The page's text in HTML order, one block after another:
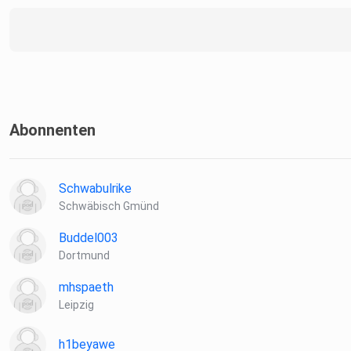
Abonnenten
Schwabulrike
Schwäbisch Gmünd
Buddel003
Dortmund
mhspaeth
Leipzig
h1beyawe